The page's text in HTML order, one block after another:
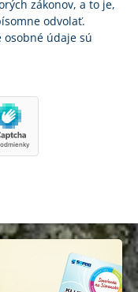
zákonov, a to je,
odvolať.
osobné údaje sú